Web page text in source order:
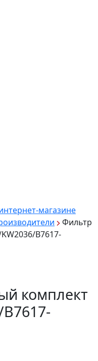
магазине
Фильтр
B7617-
комплект